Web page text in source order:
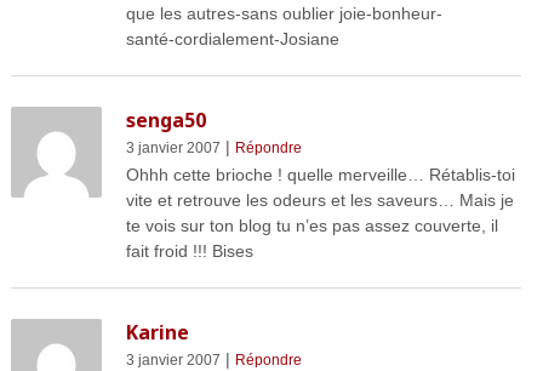
que les autres-sans oublier joie-bonheur-
santé-cordialement-Josiane
senga50
3 janvier 2007 | Répondre
Ohhh cette brioche ! quelle merveille… Rétablis-toi
vite et retrouve les odeurs et les saveurs… Mais je
te vois sur ton blog tu n’es pas assez couverte, il
fait froid !!! Bises
Karine
3 janvier 2007 | Répondre